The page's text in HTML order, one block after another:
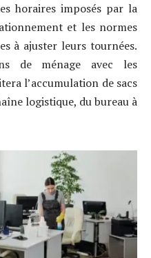
horaires imposés par la
et les normes
à ajuster leurs tournées.
de ménage avec les
l’accumulation de sacs
logistique, du bureau à